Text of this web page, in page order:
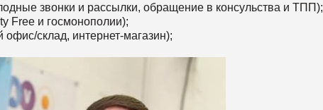
звонки и рассылки, обращение в консульства и ТПП);
Free и госмонополии);
склад, интернет-магазин);